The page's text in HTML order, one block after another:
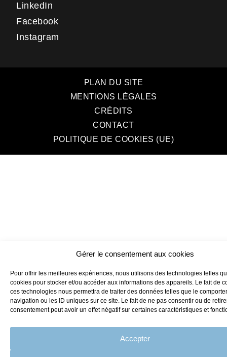
Gérer le consentement aux cookies
Pour offrir les meilleures expériences, nous utilisons des technologies telles
cookies pour stocker et/ou accéder aux informations des appareils. Le fait de
ces technologies nous permettra de traiter des données telles que le
navigation ou les ID uniques sur ce site. Le fait de ne pas consentir ou de
consentement peut avoir un effet négatif sur certaines caractéristiques et
Accepter
LinkedIn
Facebook
Instagram
PLAN DU SITE
MENTIONS LÉGALES
CRÉDITS
CONTACT
POLITIQUE DE COOKIES (UE)